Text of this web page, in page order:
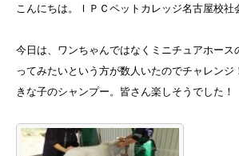
こんにちは。ＩＰＣペットカレッジ名古屋校社
今日は、ワンちゃんではなくミニチュアホース
ってみたいという方が数人いたのでチャレンジ
きな子のシャンプー。皆さん楽しそうでした！